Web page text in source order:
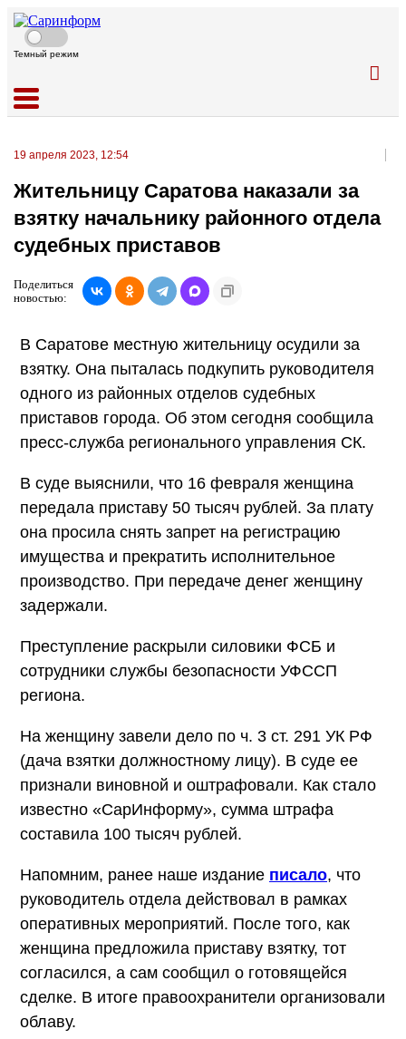
Темный режим
19 апреля 2023, 12:54
Жительницу Саратова наказали за
взятку начальнику районного отдела
судебных приставов
Поделиться
новостью:
В Саратове местную жительницу осудили за
взятку. Она пыталась подкупить руководителя
одного из районных отделов судебных
приставов города. Об этом сегодня сообщила
пресс-служба регионального управления СК.
В суде выяснили, что 16 февраля женщина
передала приставу 50 тысяч рублей. За плату
она просила снять запрет на регистрацию
имущества и прекратить исполнительное
производство. При передаче денег женщину
задержали.
Преступление раскрыли силовики ФСБ и
сотрудники службы безопасности УФССП
региона.
На женщину завели дело по ч. 3 ст. 291 УК РФ
(дача взятки должностному лицу). В суде ее
признали виновной и оштрафовали. Как стало
известно «СарИнформу», сумма штрафа
составила 100 тысяч рублей.
Напомним, ранее наше издание писало, что
руководитель отдела действовал в рамках
оперативных мероприятий. После того, как
женщина предложила приставу взятку, тот
согласился, а сам сообщил о готовящейся
сделке. В итоге правоохранители организовали
облаву.